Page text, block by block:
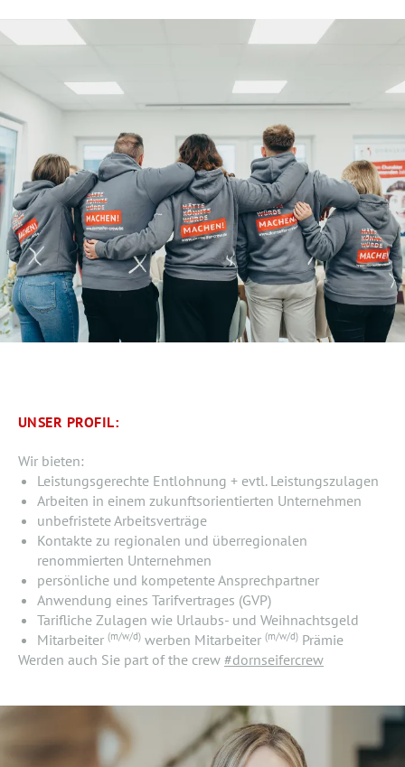
UNSER PROFIL:
Wir bieten:
Leistungsgerechte Entlohnung + evtl. Leistungszulagen
Arbeiten in einem zukunftsorientierten Unternehmen
unbefristete Arbeitsverträge
Kontakte zu regionalen und überregionalen
renommierten Unternehmen
persönliche und kompetente Ansprechpartner
Anwendung eines Tarifvertrages (GVP)
Tarifliche Zulagen wie Urlaubs- und Weihnachtsgeld
Mitarbeiter (m/w/d)werben Mitarbeiter (m/w/d)Prämie
Werden auch Sie part of the crew #dornseifercrew